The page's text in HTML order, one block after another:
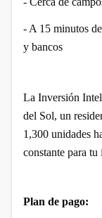
- A 15 minutos
y bancos
La Inversión
del Sol, un
1,300 unidades
constante para tu
Plan de pago: